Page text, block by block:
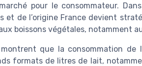
pour le consommateur.
et de l’origine France devient
boissons végétales, notamment
que la consommation
formats de litres de lait,